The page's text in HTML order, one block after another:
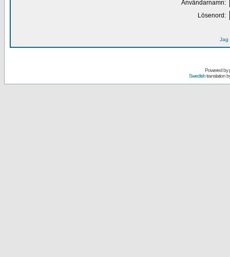
Användarnamn:
Lösenord:
Jag
Powered by
Swedishtranslation